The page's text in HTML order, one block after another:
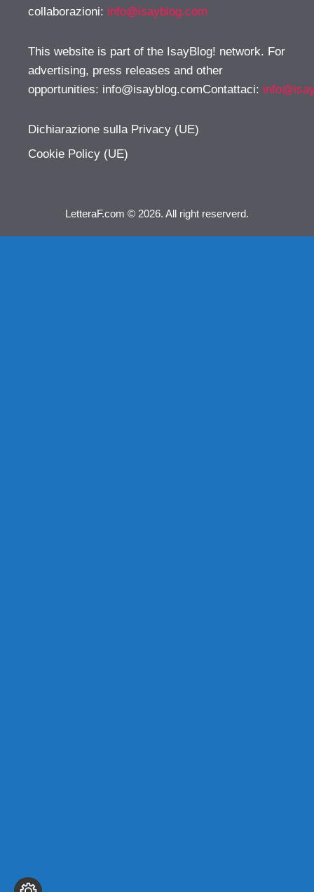
collaborazioni: info@isayblog.com
This website is part of the IsayBlog! network. For
advertising, press releases and other
opportunities: info@isayblog.comContattaci:
Dichiarazione sulla Privacy (UE)
Cookie Policy (UE)
LetteraF.com © 2026. All right reserverd.